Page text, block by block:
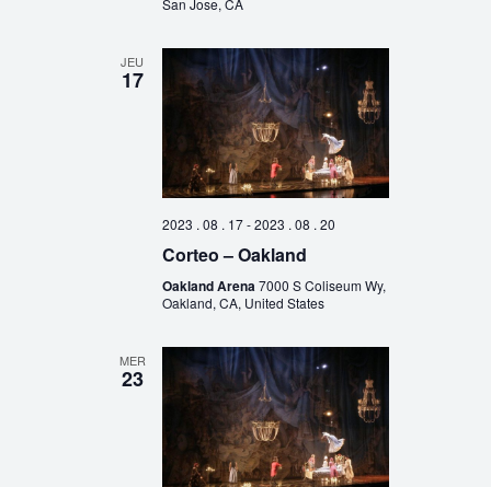
JEU
17
2023 . 08 . 17-2023 . 08 . 20
Corteo – Oakland
Oakland Arena7000 S Coliseum Wy,
Oakland, CA, United States
MER
23